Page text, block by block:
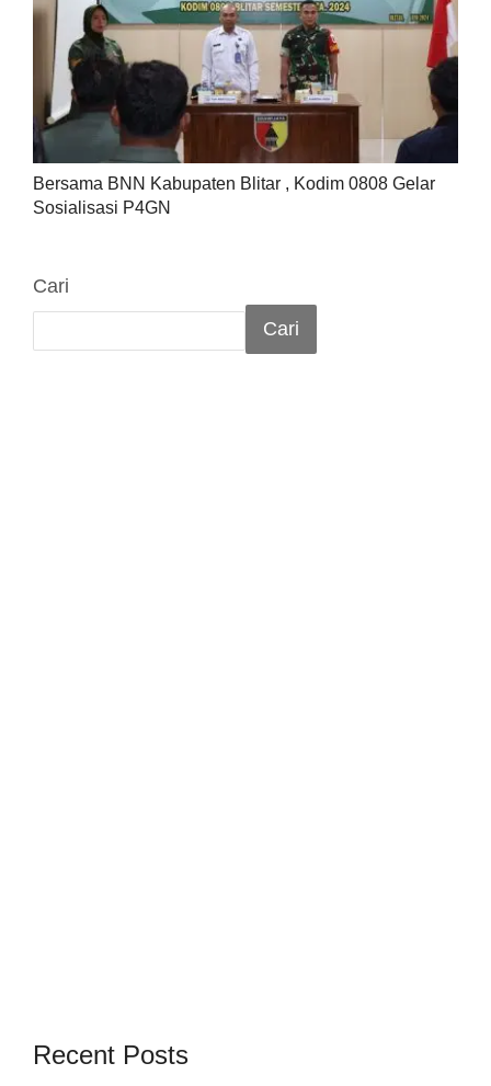
Bersama BNN Kabupaten Blitar , Kodim 0808 Gelar
Sosialisasi P4GN
Cari
Cari
Recent Posts